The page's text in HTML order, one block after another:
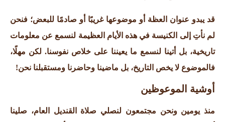
قد يبدو عنوان العظة أو موضوعها غريبًا أو صادمًا للبعض؛ فنحن
لم نأتِ إلى الكنيسة في هذه الأيام العظيمة لنسمع عن معلومات
تاريخية، بل أتينا لنسمع ما يعيننا على خلاص نفوسنا. لكن مهلًا،
فالموضوع لا يخص التاريخ، بل ماضينا وحاضرنا ومستقبلنا نحن!
أوشية الموعوظين
منذ يومين ونحن مجتمعون لنصلي صلاة القنديل العام، صلينا